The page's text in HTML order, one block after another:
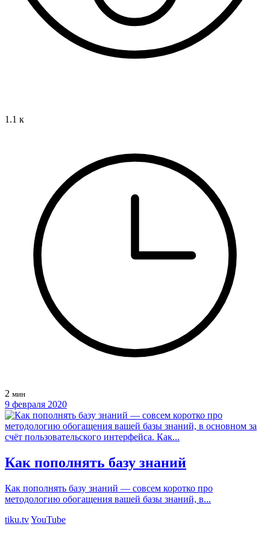
1.1 к
2 мин
9 февраля 2020
Как пополнять базу знаний
Как пополнять базу знаний — совсем коротко про
методологию обогащения вашей базы знаний, в...
tiku.tvYouTube